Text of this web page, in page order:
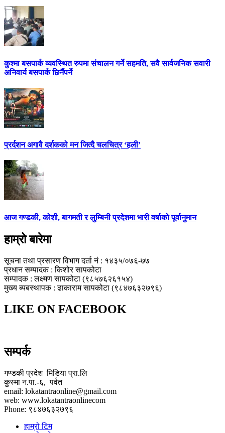
कुश्मा बसपार्क व्यवस्थित रुपमा संचालन गर्ने सहमति, सवै सार्वजनिक सवारी
अनिवार्य बसपार्क छिर्नैपर्ने
प्रर्दशन अगावै दर्शकको मन जित्दै चलचित्र ‘हली’
आज गण्डकी, कोशी, बागमती र लुम्बिनी प्रदेशमा भारी वर्षाको पूर्वानुमान
हाम्रो बारेमा
सूचना तथा प्रसारण विभाग दर्ता नं : १४३५/०७६-७७
प्रधान सम्पादक : किशोर सापकोटा
सम्पादक : लक्ष्मण सापकोटा (९८५७६२६१५४)
मुख्य ब्यबस्थापक : ढाकाराम सापकोटा (९८४७६३२७९६)
LIKE ON FACEBOOK
सम्पर्क
गण्डकी प्रदेश मिडिया प्रा.लि
कुस्मा न.पा.-६, पर्वत
email: lokatantraonline@gmail.com
web: www.lokatantraonlinecom
Phone: ९८४७६३२७९६
हाम्रो टिम